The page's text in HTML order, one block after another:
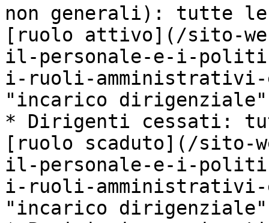
non generali): tutte le
[ruolo attivo](/sito-
il-personale-e-i-
i-ruoli-
"incarico
* Dirigenti cessati:
[ruolo scaduto](/sito-
il-personale-e-i-
i-ruoli-
"incarico